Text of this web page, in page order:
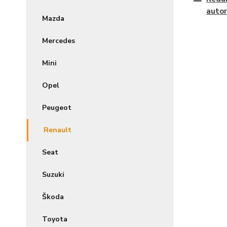
Mazda
Mercedes
Mini
Opel
Peugeot
Renault
Seat
Suzuki
Škoda
Toyota